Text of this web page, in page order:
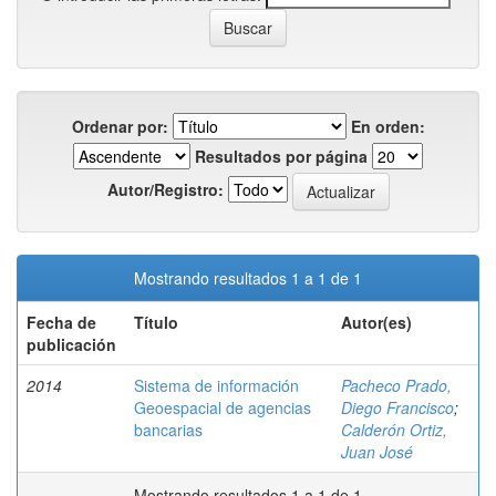
Ordenar por:
En orden:
Resultados por página
Autor/Registro:
Mostrando resultados 1 a 1 de 1
Fecha de
publicación
Título Autor(es)
2014
Sistema de información
Geoespacial de agencias
bancarias
Pacheco Prado,
Diego Francisco;
Calderón Ortiz,
Juan José